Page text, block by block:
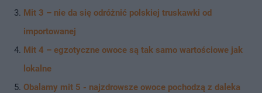
Mit 3 – nie da się odróżnić polskiej truskawki od
importowanej
Mit 4 – egzotyczne owoce są tak samo wartościowe jak
lokalne
Obalamy mit 5 - najzdrowsze owoce pochodzą z daleka